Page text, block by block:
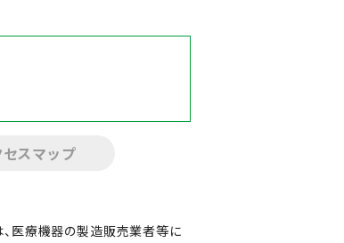
セスマップ
医療機器の製造販売業者等に